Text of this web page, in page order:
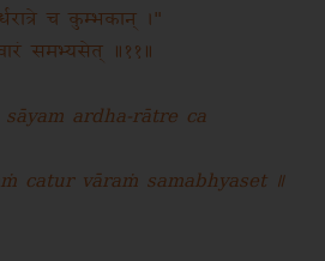
च कुम्भकान् ।"
समभ्यसेत् ॥११॥
ardha-rātre ca
catur vāraṁ samabhyaset ॥